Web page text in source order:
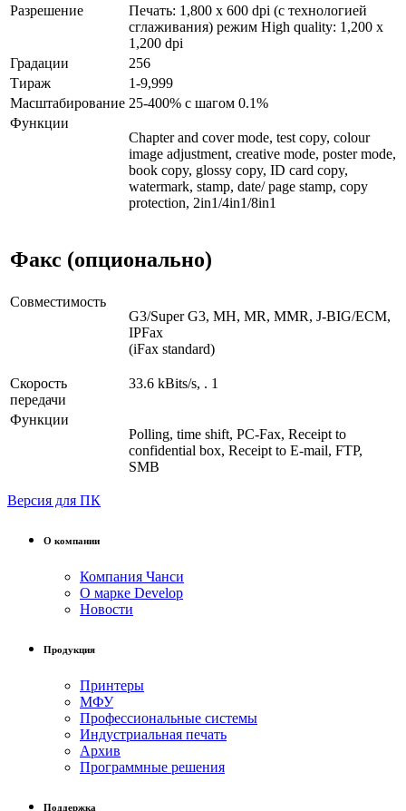
Разрешение
Печать: 1,800 x 600 dpi (с технологией
сглаживания) режим High quality: 1,200 x
1,200 dpi
Градации
256
Тираж
1-9,999
Масштабирование 25-400% с шагом 0.1%
Функции
Chapter and cover mode, test copy, colour
image adjustment, creative mode, poster mode,
book copy, glossy copy, ID card copy,
watermark, stamp, date/ page stamp, copy
protection, 2in1/4in1/8in1
Факс (опционально)
Совместимость
G3/Super G3, MH, MR, MMR, J-BIG/ECM,
IPFax
(iFax standard)
Скорость
передачи
33.6 kBits/s, . 1
Функции
Polling, time shift, PC-Fax, Receipt to
confidential box, Receipt to E-mail, FTP,
SMB
Версия для ПК
О компании
Компания Чанси
О марке Develop
Новости
Продукция
Принтеры
МФУ
Профессиональные системы
Индустриальная печать
Архив
Программные решения
Поддержка